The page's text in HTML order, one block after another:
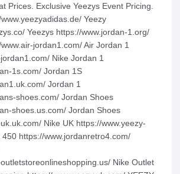
Prices. Exclusive Yeezys Event Pricing.
Yeezy
Yeezys https://www.jordan-1.org/
jordan1.com/ Air Jordan 1
Nike Jordan 1
1s.com/ Jordan 1S
Jordan 1
shoes.com/ Jordan Shoes
shoes.us.com/ Jordan Shoes
Nike UK https://www.yeezy-
https://www.jordanretro4.com/
Nike Outlet